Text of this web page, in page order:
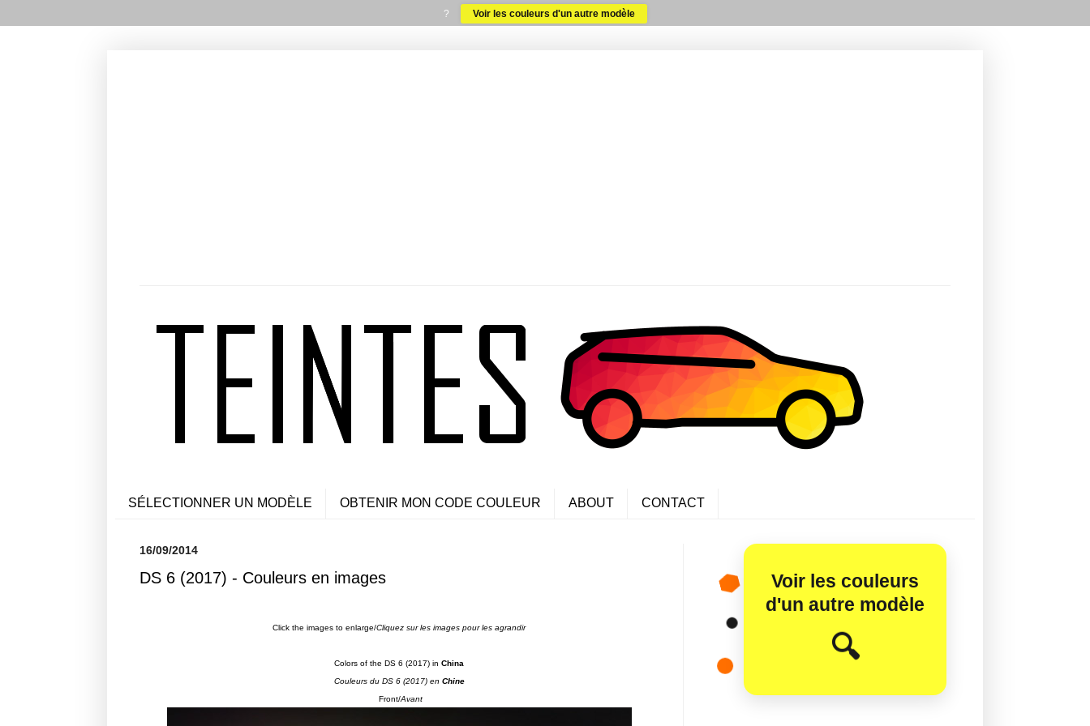
SÉLECTIONNER UN MODÈLE OBTENIR MON CODE COULEUR ABOUT CONTACT
16/09/2014
DS 6 (2017) - Couleurs en images
Click the images to enlarge/Cliquez sur les images pour les agrandir
Colors of the DS 6 (2017) in China
Couleurs du DS 6(2017) en Chine
Front/Avant
Voir les couleurs
d'un autre modèle
🔍
? Voir les couleurs d'un autre modèle